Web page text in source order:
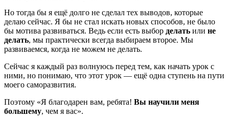
Но тогда бы я ещё долго не сделал тех выводов, которые
делаю сейчас. Я бы не стал искать новых способов, не было
бы мотива развиваться. Ведь если есть выбор делать или не
делать, мы практически всегда выбираем второе. Мы
развиваемся, когда не можем не делать.
Сейчас я каждый раз волнуюсь перед тем, как начать урок с
ними, но понимаю, что этот урок — ещё одна ступень на пути
моего саморазвития.
Поэтому «Я благодарен вам, ребята! Вы научили меня
большему, чем я вас».